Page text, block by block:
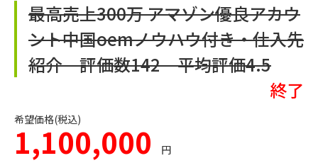
最高売上300万 アマゾン優良アカウ
ント中国oemノウハウ付き・仕入先
紹介 評価数142 平均評価4.5
終了
希望価格(税込)
1,100,000 円